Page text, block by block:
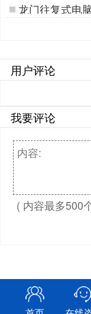
龙门往复式电
鑫晟]…
用户评论
我要评论
( 内容最多500